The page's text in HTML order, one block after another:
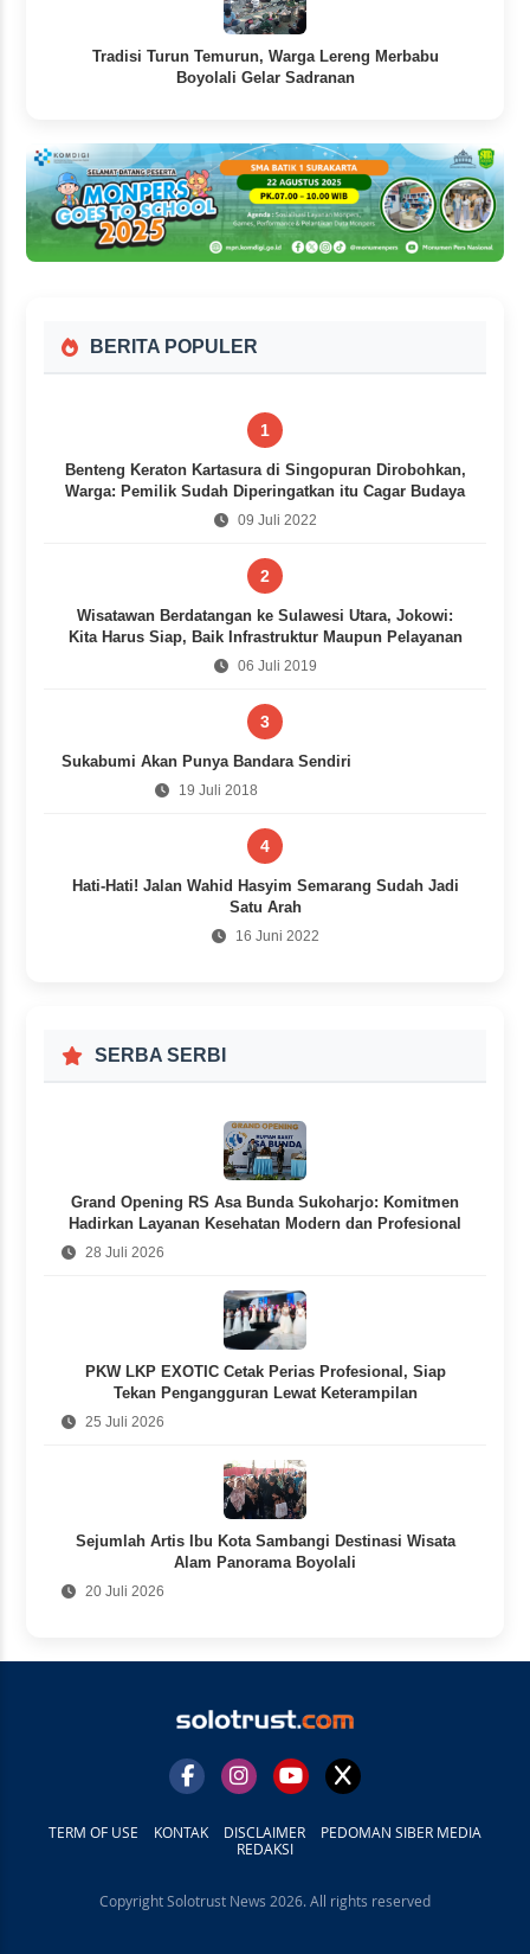
Tradisi Turun Temurun, Warga Lereng Merbabu
Boyolali Gelar Sadranan
BERITA POPULER
1
Benteng Keraton Kartasura di Singopuran Dirobohkan,
Warga: Pemilik Sudah Diperingatkan itu Cagar Budaya
09 Juli 2022
2
Wisatawan Berdatangan ke Sulawesi Utara, Jokowi:
Kita Harus Siap, Baik Infrastruktur Maupun Pelayanan
06 Juli 2019
3
Sukabumi Akan Punya Bandara Sendiri
19 Juli 2018
4
Hati-Hati! Jalan Wahid Hasyim Semarang Sudah Jadi
Satu Arah
16 Juni 2022
SERBA SERBI
Grand Opening RS Asa Bunda Sukoharjo: Komitmen
Hadirkan Layanan Kesehatan Modern dan Profesional
28 Juli 2026
PKW LKP EXOTIC Cetak Perias Profesional, Siap
Tekan Pengangguran Lewat Keterampilan
25 Juli 2026
Sejumlah Artis Ibu Kota Sambangi Destinasi Wisata
Alam Panorama Boyolali
20 Juli 2026
TERM OF USE KONTAK DISCLAIMER
PEDOMAN SIBER MEDIA
REDAKSI
Copyright Solotrust News 2026. All rights reserved